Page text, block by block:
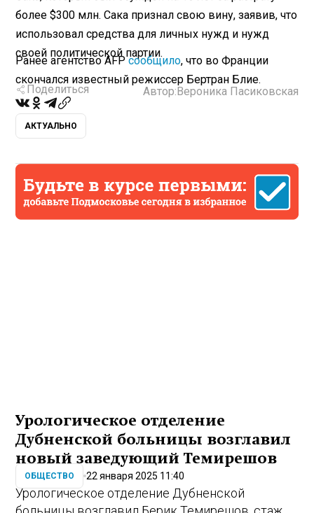
более $300 млн. Сака признал свою вину, заявив, что
использовал средства для личных нужд и нужд
своей политической партии.
Ранее агентство AFPсообщило, что во Франции
скончался известный режиссер Бертран Блие.
Поделиться Автор:Вероника Пасиковская
АКТУАЛЬНО
Урологическое отделение
Дубненской больницы возглавил
новый заведующий Темирешов
ОБЩЕСТВО 22 января 2025 11:40
Урологическое отделение Дубненской